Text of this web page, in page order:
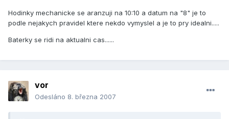
Hodinky mechanicke se aranzuji na 10:10 a datum na "8" je to
podle nejakych pravidel ktere nekdo vymyslel a je to pry idealni.....
Baterky se ridi na aktualni cas......
vor
Odesláno 8. března 2007